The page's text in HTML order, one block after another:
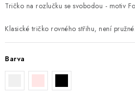
Tričko na rozlučku se svobodou - motiv
Klasické tričko rovného střihu, není pružné.
Barva